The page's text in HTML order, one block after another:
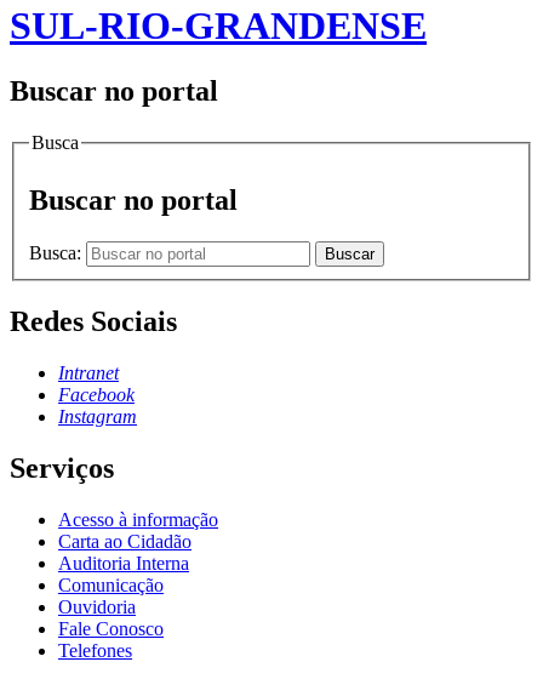
SUL-RIO-GRANDENSE
Buscar no portal
Busca
Buscar no portal
Busca: Buscar
Redes Sociais
Intranet
Facebook
Instagram
Serviços
Acesso à informação
Carta ao Cidadão
Auditoria Interna
Comunicação
Ouvidoria
Fale Conosco
Telefones